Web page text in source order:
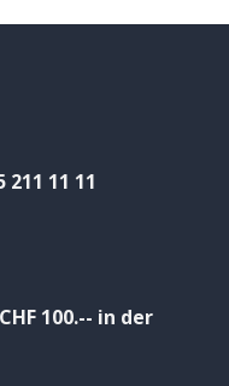
11 11
100.-- in der